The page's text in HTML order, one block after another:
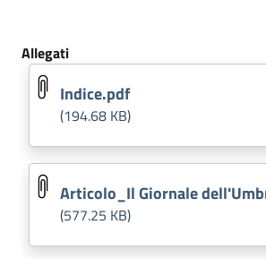
Allegati
Indice.pdf
(194.68 KB)
Articolo_Il Giornale
(577.25 KB)